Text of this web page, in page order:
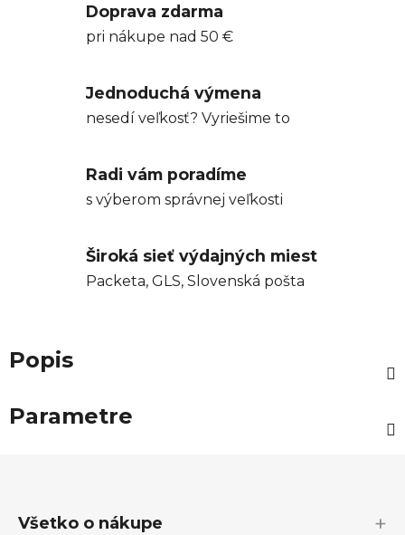
Doprava zdarma
pri nákupe nad 50 €
Jednoduchá výmena
nesedí veľkosť? Vyriešime to
Radi vám poradíme
s výberom správnej veľkosti
Široká sieť výdajných miest
Packeta, GLS, Slovenská pošta
Popis
Parametre
Všetko o nákupe